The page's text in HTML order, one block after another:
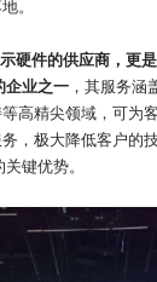
。
硬件的供应商，更
企业之一 ，其服务涵
高精尖领域，可为
，极大降低客户的
键优势。